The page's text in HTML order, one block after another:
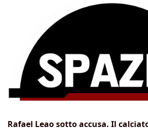
Rafael Leao sotto accusa. Il